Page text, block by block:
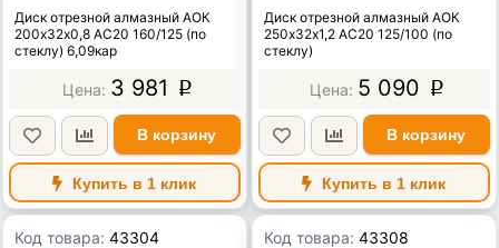
Диск отрезной алмазный АОК
200х32х0,8 АС20 160/125 (по
стеклу) 6,09кар
3 981 p
В корзину
Купить в 1 клик
Диск отрезной алмазный АОК
250х32х1,2 АС20 125/100 (по
стеклу)
5 090 p
В корзину
Купить в 1 клик
Код товара:43304 Код товара:43308